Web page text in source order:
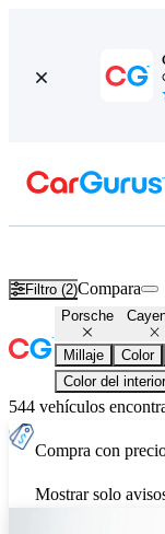
Filtro (2)Compara
Porsche
Millaje Color
Color del interior
544 vehículos
Compra con
Mostrar solo